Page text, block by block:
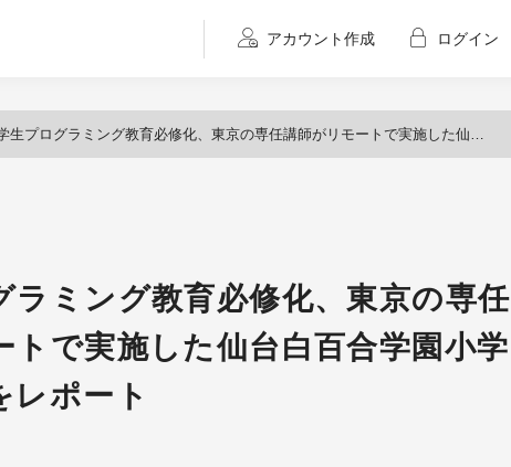
アカウント作成 ログイン
プログラミング教育必修化、東京の専任講師がリモートで実施した仙台白百合学園小学校の初授業をレポート
ラミング教育必修化、東京の専任
トで実施した仙台白百合学園小学
レポート